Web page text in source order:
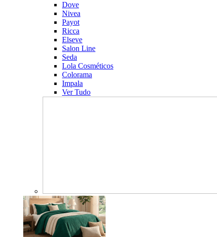
Dove
Nivea
Payot
Ricca
Elseve
Salon Line
Seda
Lola Cosméticos
Colorama
Impala
Ver Tudo